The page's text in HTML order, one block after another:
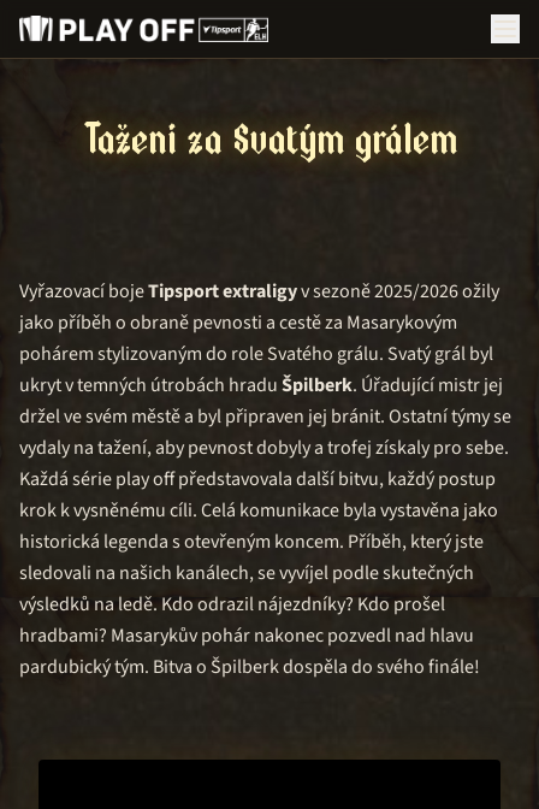
Tažení za Svatým grálem
Vyřazovací bojeTipsport extraligyv sezoně 2025/2026 ožily
jako příběh o obraně pevnosti a cestě za Masarykovým
pohárem stylizovaným do role Svatého grálu. Svatý grál byl
ukryt v temných útrobách hraduŠpilberk. Úřadující mistr jej
držel ve svém městě a byl připraven jej bránit. Ostatní týmy se
vydaly na tažení, aby pevnost dobyly a trofej získaly pro sebe.
Každá série play off představovala další bitvu, každý postup
krok k vysněnému cíli. Celá komunikace byla vystavěna jako
historická legenda s otevřeným koncem. Příběh, který jste
sledovali na našich kanálech, se vyvíjel podle skutečných
výsledků na ledě. Kdo odrazil nájezdníky? Kdo prošel
hradbami? Masarykův pohár nakonec pozvedl nad hlavu
pardubický tým. Bitva o Špilberk dospěla do svého finále!